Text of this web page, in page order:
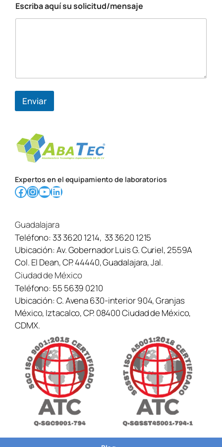
e
n
a
o
u
í
Escriba aquí su solicitud/mensaje
Enviar
Expertos en el equipamiento de laboratorios
Facebook InstagramYouTube LinkedIn
Guadalajara
Teléfono:33 3620 1214, 33 3620 1215
Ubicación:Av. Gobernador Luis G. Curiel, 2559A
Col. El Dean, CP. 44440, Guadalajara, Jal.
Ciudad de México
Teléfono: 55 5639 0210
Ubicación:C. Avena 630-interior 904, Granjas
México, Iztacalco, CP. 08400 Ciudad de México,
CDMX.